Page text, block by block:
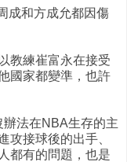
成和方成允都因傷
教練崔富永在接受
國家都變準，也許
法在NBA生存的主
攻接球後的出手、
都有的問題，也是